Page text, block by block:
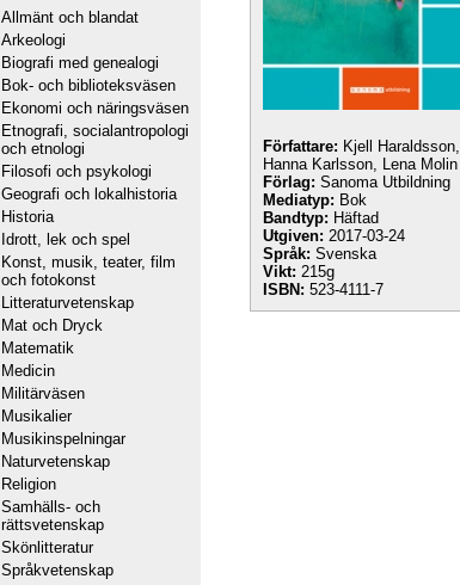
Allmänt och blandat
Arkeologi
Biografi med genealogi
Bok- och biblioteksväsen
Ekonomi och näringsväsen
Etnografi, socialantropologi
och etnologi
Filosofi och psykologi
Geografi och lokalhistoria
Historia
Idrott, lek och spel
Konst, musik, teater, film
och fotokonst
Litteraturvetenskap
Mat och Dryck
Matematik
Medicin
Militärväsen
Musikalier
Musikinspelningar
Naturvetenskap
Religion
Samhälls- och
rättsvetenskap
Skönlitteratur
Språkvetenskap
Författare: Kjell Haraldsson,
Hanna Karlsson, Lena Molin
Förlag: Sanoma Utbildning
Mediatyp: Bok
Bandtyp: Häftad
Utgiven: 2017-03-24
Språk: Svenska
Vikt: 215g
ISBN: 523-4111-7